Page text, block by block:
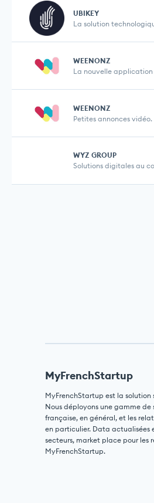
UBIKEY
La solution
WEENONZ
La nouvelle
WEENONZ
Petites annonces vidéo.
WYZ GROUP
Solutions digitales au
MyFrenchStartup
MyFrenchStartup est la solution
Nous déployons une gamme de
française, en général, et les
en particulier. Data actualisées
secteurs, market place pour les
MyFrenchStartup.